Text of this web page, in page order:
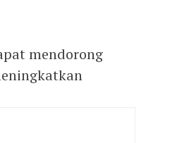
mendorong